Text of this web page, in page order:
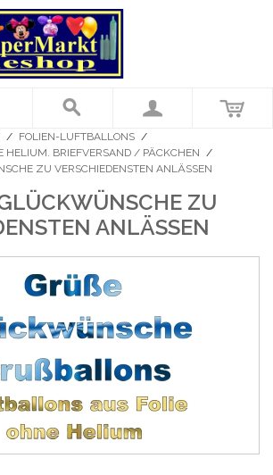
/ FOLIEN-LUFTBALLONS /
HELIUM. BRIEFVERSAND / PÄCKCHEN /
ZU VERSCHIEDENSTEN ANLÄSSEN
ZU V
ANLÄSSEN